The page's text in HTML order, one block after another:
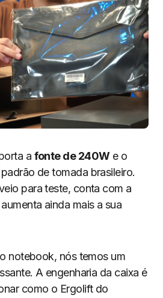
a fonte de 240We o
de tomada brasileiro.
para teste, conta com a
ainda mais a sua
notebook, nós temos um
A engenharia da caixa é
como o Ergolift do